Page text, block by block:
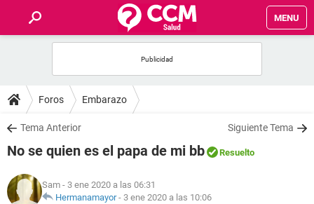
MENU
FOROS
SALUD
NUTRICIÓN
Foros Embarazo
Tema Anterior Siguiente Tema
No se quien es el papa de mi bb Resuelto
Sam - 3 ene 2020 a las 06:31
Hermanamayor- 3 ene 2020 a las 10:06